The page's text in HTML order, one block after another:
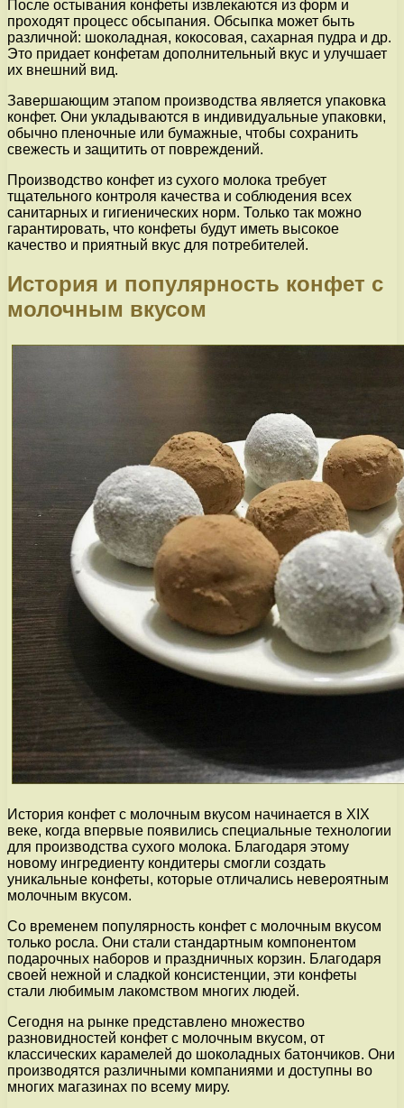
После остывания конфеты извлекаются из форм и
проходят процесс обсыпания. Обсыпка может быть
различной: шоколадная, кокосовая, сахарная пудра и др.
Это придает конфетам дополнительный вкус и улучшает
их внешний вид.
Завершающим этапом производства является упаковка
конфет. Они укладываются в индивидуальные упаковки,
обычно пленочные или бумажные, чтобы сохранить
свежесть и защитить от повреждений.
Производство конфет из сухого молока требует
тщательного контроля качества и соблюдения всех
санитарных и гигиенических норм. Только так можно
гарантировать, что конфеты будут иметь высокое
качество и приятный вкус для потребителей.
История и популярность конфет с
молочным вкусом
История конфет с молочным вкусом начинается в XIX
веке, когда впервые появились специальные технологии
для производства сухого молока. Благодаря этому
новому ингредиенту кондитеры смогли создать
уникальные конфеты, которые отличались невероятным
молочным вкусом.
Со временем популярность конфет с молочным вкусом
только росла. Они стали стандартным компонентом
подарочных наборов и праздничных корзин. Благодаря
своей нежной и сладкой консистенции, эти конфеты
стали любимым лакомством многих людей.
Сегодня на рынке представлено множество
разновидностей конфет с молочным вкусом, от
классических карамелей до шоколадных батончиков. Они
производятся различными компаниями и доступны во
многих магазинах по всему миру.